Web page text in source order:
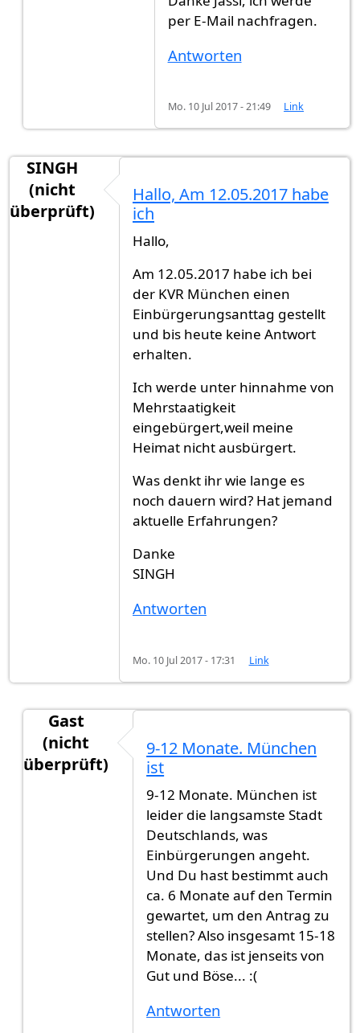
per E-Mail nachfragen.
Antworten
Mo. 10 Jul 2017 - 21:49 Link
SINGH
(nicht
überprüft)
Hallo, Am 12.05.2017 habe
ich
Hallo,
Am 12.05.2017 habe ich bei
der KVR München einen
Einbürgerungsanttag gestellt
und bis heute keine Antwort
erhalten.
Ich werde unter hinnahme von
Mehrstaatigkeit
eingebürgert,weil meine
Heimat nicht ausbürgert.
Was denkt ihr wie lange es
noch dauern wird? Hat jemand
aktuelle Erfahrungen?
Danke
SINGH
Antworten
Mo. 10 Jul 2017 - 17:31 Link
Gast
(nicht
überprüft)
9-12 Monate. München
ist
9-12 Monate. München ist
leider die langsamste Stadt
Deutschlands, was
Einbürgerungen angeht.
Und Du hast bestimmt auch
ca. 6 Monate auf den Termin
gewartet, um den Antrag zu
stellen? Also insgesamt 15-18
Monate, das ist jenseits von
Gut und Böse... :(
Antworten